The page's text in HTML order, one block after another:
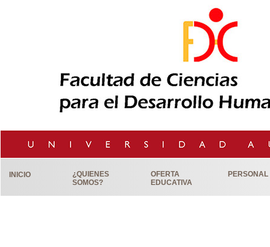
INICIO
¿QUIENES
SOMOS?
OFERTA
EDUCATIVA
PERSONAL